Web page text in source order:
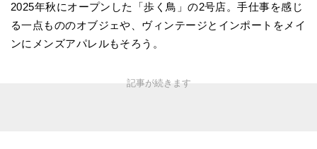
2025年秋にオープンした「歩く鳥」の2号店。手仕事を感じ
る一点もののオブジェや、ヴィンテージとインポートをメイ
ンにメンズアパレルもそろう。